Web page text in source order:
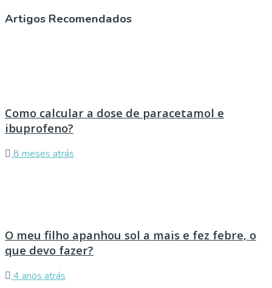
Artigos Recomendados
Como calcular a dose de paracetamol e
ibuprofeno?
8 meses atrás
O meu filho apanhou sol a mais e fez febre, o
que devo fazer?
4 anos atrás